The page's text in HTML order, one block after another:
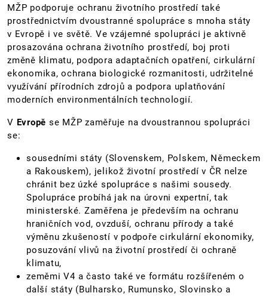
MŽP podporuje ochranu životního prostředí také
prostřednictvím dvoustranné spolupráce s mnoha státy
v Evropě i ve světě. Ve vzájemné spolupráci je aktivně
prosazována ochrana životního prostředí, boj proti
změně klimatu, podpora adaptačních opatření, cirkulární
ekonomika, ochrana biologické rozmanitosti, udržitelné
využívání přírodních zdrojů a podpora uplatňování
moderních environmentálních technologií.
V Evropě se MŽP zaměřuje na dvoustrannou spolupráci
se:
sousedními státy (Slovenskem, Polskem, Německem
a Rakouskem), jelikož životní prostředí v ČR nelze
chránit bez úzké spolupráce s našimi sousedy.
Spolupráce probíhá jak na úrovni expertní, tak
ministerské. Zaměřena je především na ochranu
hraničních vod, ovzduší, ochranu přírody a také
výměnu zkušeností v podpoře cirkulární ekonomiky,
posuzování vlivů na životní prostředí či ochraně
klimatu,
zeměmi V4 a často také ve formátu rozšířeném o
další státy (Bulharsko, Rumunsko, Slovinsko a